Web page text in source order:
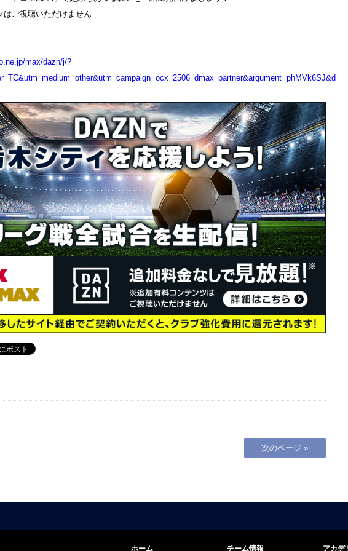
ご視聴いただけません
max/dazn/j/?
次のページ »
ホーム チーム情報 アカデ